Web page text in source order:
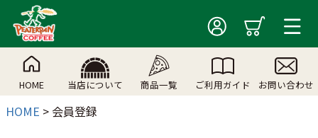
HOME 当店について 商品一覧 ご利用ガイド お問い合わせ
HOME 会員登録